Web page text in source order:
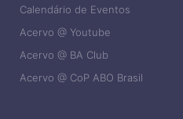
Calendário de Eventos
Acervo @ Youtube
Acervo @ BA Club
Acervo @ CoP ABO Brasil